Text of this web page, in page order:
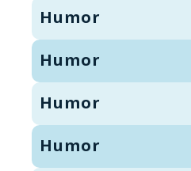
Humor
Humor
Humor
Humor